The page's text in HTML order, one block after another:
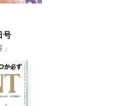
号